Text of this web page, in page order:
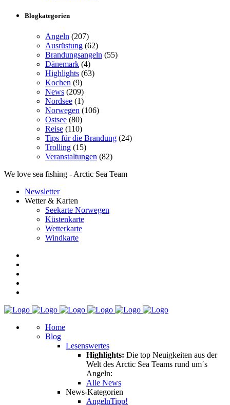
Blogkategorien
Angeln (207)
Ausrüstung (62)
Brandungsangeln (55)
Dänemark (4)
Highlights (63)
Kochen (9)
News (209)
Nordsee (1)
Norwegen (106)
Ostsee (80)
Reise (110)
Tips für die Brandung (24)
Trolling (15)
Veranstaltungen (82)
We love sea fishing - Arctic Sea Team
Newsletter
Wetter & Karten
Seekarte Norwegen
Küstenkarte
Wetterkarte
Windkarte
Home
Blog
Lesenswertes
Highlights: Die top Neuigkeiten aus der
Welt des Arctic Sea Teams rund um´s
Angeln:
Alle News
News-Kategorien
AngelnTipp!